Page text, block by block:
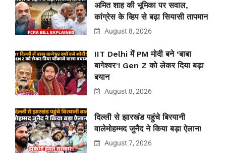
अमित शाह की भूमिका पर सवाल,
कांग्रेस के व्हिप से बढ़ा सियासी तापमान
August 8, 2026
IIT Delhi में PM मोदी बने ‘बाबा
बागेश्वर’! Gen Z को लेकर दिया बड़ा
बयान
August 8, 2026
दिल्ली से झारखंड पहुंचे बिरयानी
वालेमोहम्मद जुनैद ने किया बड़ा ऐलान!
August 7, 2026